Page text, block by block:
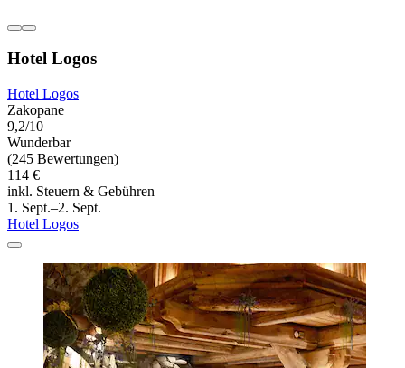
Hotel Logos
Hotel Logos
Zakopane
9,2/10
Wunderbar
(245 Bewertungen)
114 €
inkl. Steuern & Gebühren
1. Sept.–2. Sept.
Hotel Logos